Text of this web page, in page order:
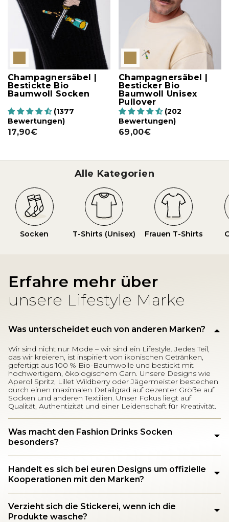
Champagnersäbel |
Bestickte Bio
Baumwoll Socken
(1377
Bewertungen)
17,90€
Champagnersäbel |
Besticker Bio
Baumwoll Unisex
Pullover
(202
Bewertungen)
69,00€
Alle Kategorien
Socken T-Shirts (Unisex) Frauen T-Shirts
Erfahre mehr über
unsere Lifestyle Marke
Was unterscheidet euch von anderen Marken?
Wir sind nicht nur Mode – wir sind ein Lifestyle. Jedes Teil,
das wir kreieren, ist inspiriert von ikonischen Getränken,
gefertigt aus 100 % Bio-Baumwolle und bestickt mit
hochwertigem, ökologischem Garn. Unsere Designs wie
Aperol Spritz, Lillet Wildberry oder Jägermeister bestechen
durch einen maximalen Detailgrad auf dezenter Größe auf
Socken und anderen Textilien. Unser Fokus liegt auf
Qualität, Authentizität und einer Leidenschaft für Kreativität.
Was macht den Fashion Drinks Socken
besonders?
Handelt es sich bei euren Designs um offizielle
Kooperationen mit den Marken?
Verzieht sich die Stickerei, wenn ich die
Produkte wasche?